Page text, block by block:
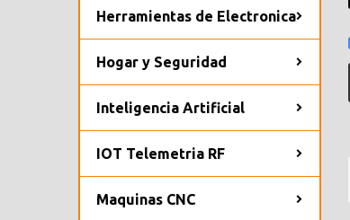
Herramientas de Electronica
Hogar y Seguridad
Inteligencia Artificial
IOT Telemetria RF
Maquinas CNC